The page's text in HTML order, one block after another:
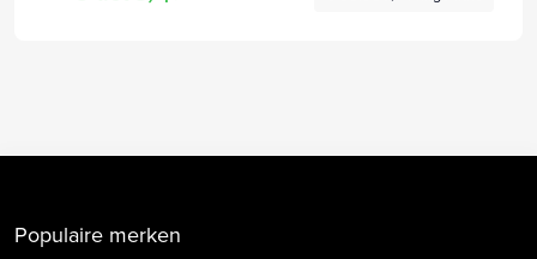
Populaire merken